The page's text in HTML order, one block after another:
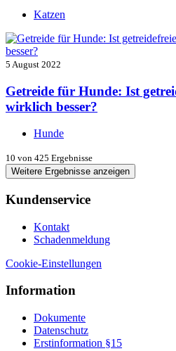
Katzen
5 August 2022
Getreide für Hunde: Ist
wirklich besser?
Hunde
10 von 425 Ergebnisse
Weitere Ergebnisse anzeigen
Kundenservice
Kontakt
Schadenmeldung
Cookie-Einstellungen
Information
Dokumente
Datenschutz
Erstinformation §15